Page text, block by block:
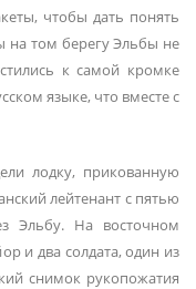
чтобы дать понять
на том берегу Эльбы не
к самой кромке
языке, что вместе с
лодку, прикованную
лейтенант с пятью
Эльбу. На восточном
и два солдата, один из
снимок рукопожатия